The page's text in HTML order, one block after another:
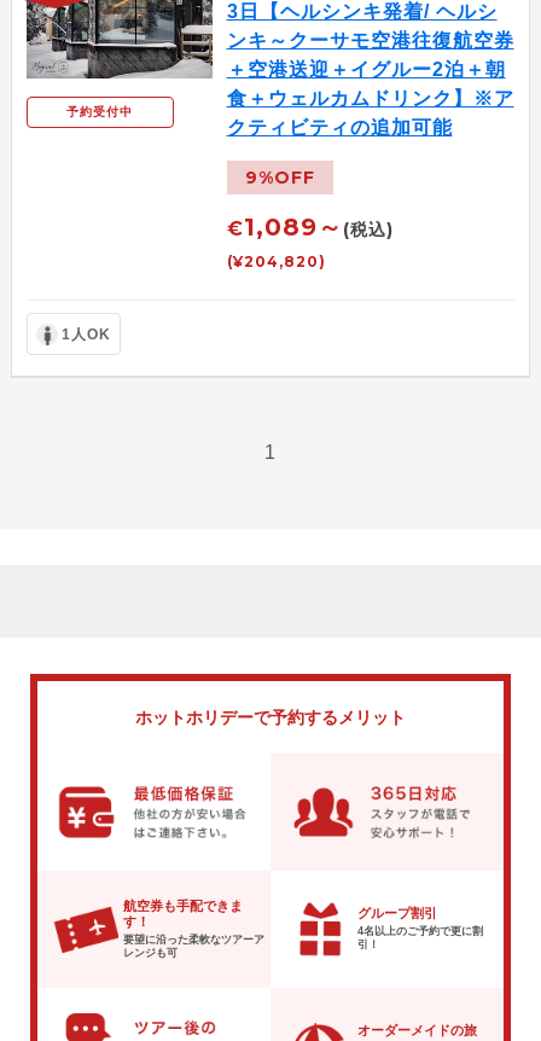
予約受付中
3日【ヘルシンキ発着/ ヘルシ
ンキ～クーサモ空港往復航空券
＋空港送迎＋イグルー2泊＋朝
食＋ウェルカムドリンク】※ア
クティビティの追加可能
9%OFF
€1,089～ (税込)
(¥204,820)
1人OK
1
ホットホリデーで予約するメリット
航空券も手配できま
す！
要望に沿った柔軟なツアーア
レンジも可
グループ割引
4名以上のご予約で更に割
引！
オーダーメイドの旅